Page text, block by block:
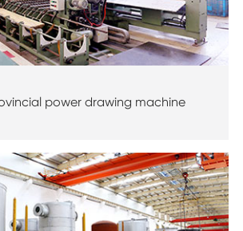
power drawing machine